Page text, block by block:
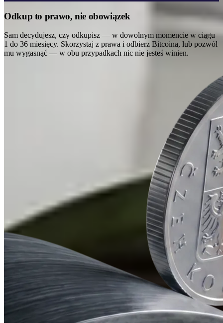
Odkup to prawo, nie obowiązek
Sam decydujesz, czy odkupisz — w dowolnym momencie w ciągu
1 do 36 miesięcy. Skorzystaj z prawa i odbierz Bitcoina, lub pozwól
mu wygasnąć — w obu przypadkach nic nie jesteś winien.